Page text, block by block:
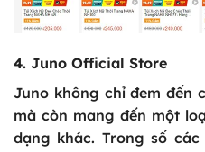
4. Juno Official Store
Juno không chỉ đem đến
mà còn mang đến một
dạng khác. Trong số